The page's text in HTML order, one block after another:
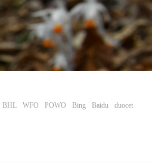
BHL WFO POWO Bing Baidu duocet